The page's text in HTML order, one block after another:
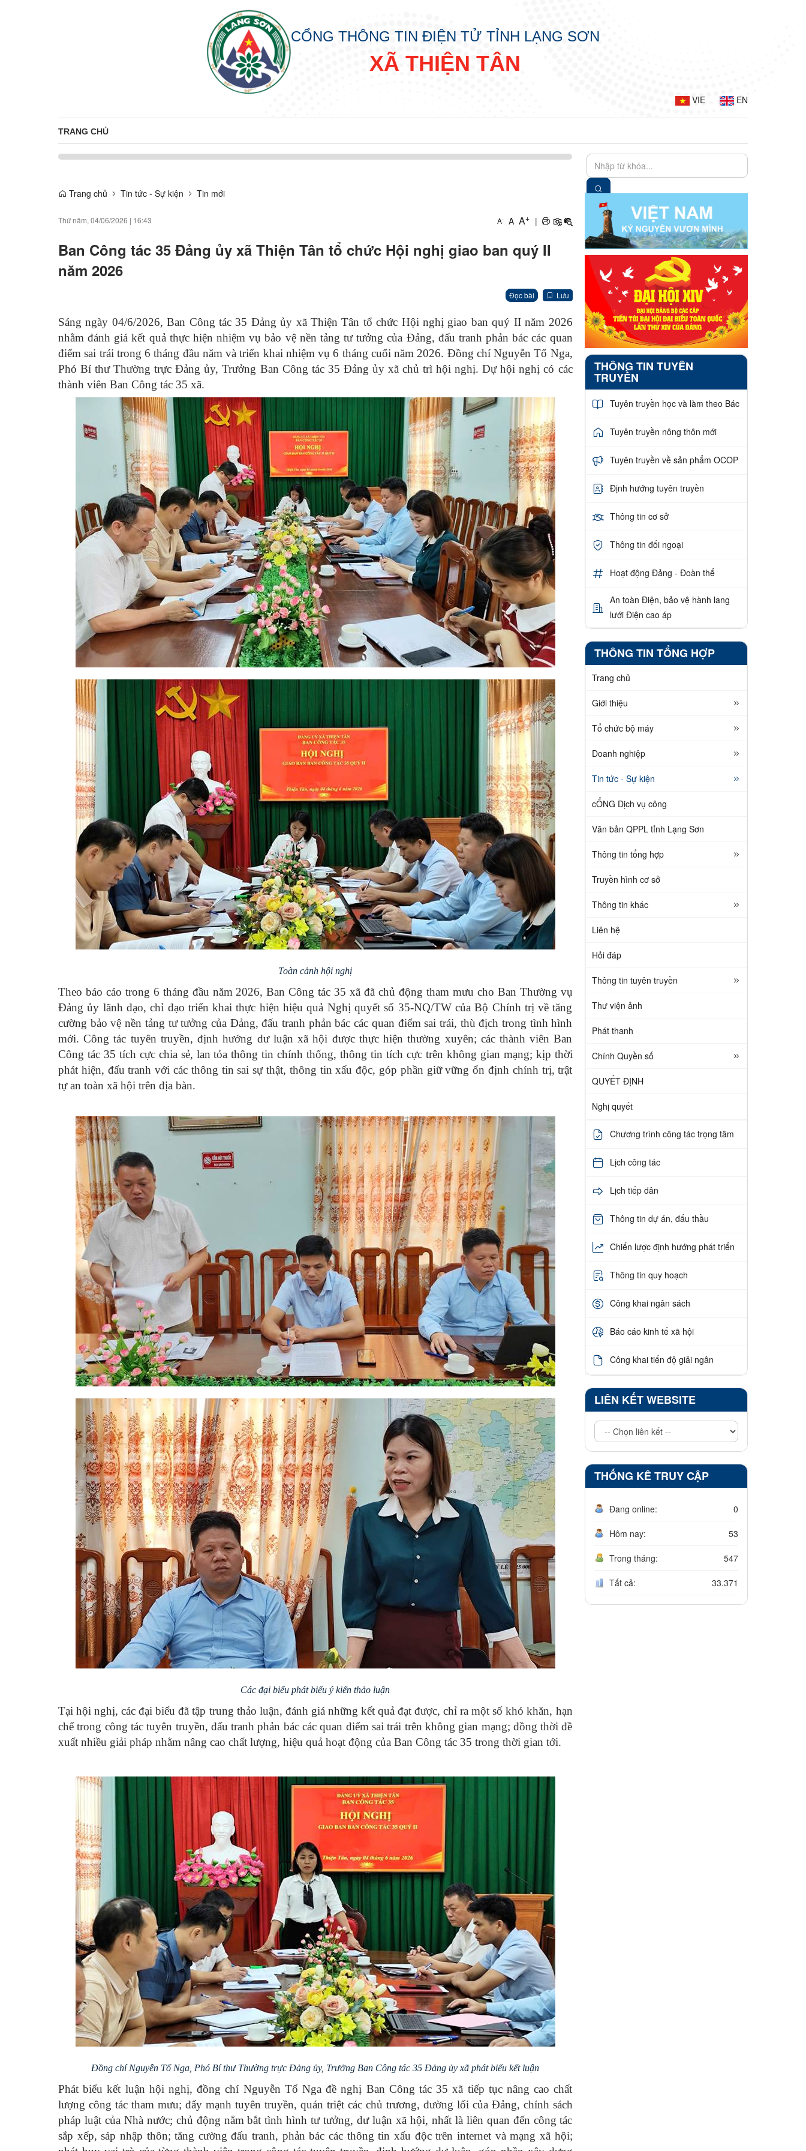
CỔNG THÔNG TIN ĐIỆN TỬ TỈNH LẠNG SƠN
XÃ THIỆN TÂN
VIE EN
TRANG CHỦ
Trang chủ Tin tức - Sự kiện Tin mới
Thứ năm, 04/06/2026 | 16:43 A- A A+ |
Ban Công tác 35 Đảng ủy xã Thiện Tân tổ chức Hội nghị giao ban quý II
năm 2026
Đọc bài Lưu
Sáng ngày 04/6/2026, Ban Công tác 35 Đảng ủy xã Thiện Tân tổ chức Hội nghị giao ban quý II năm 2026
nhằm đánh giá kết quả thực hiện nhiệm vụ bảo vệ nền tảng tư tưởng của Đảng, đấu tranh phản bác các quan
điểm sai trái trong 6 tháng đầu năm và triển khai nhiệm vụ 6 tháng cuối năm 2026. Đồng chí Nguyễn Tố Nga,
Phó Bí thư Thường trực Đảng ủy, Trưởng Ban Công tác 35 Đảng ủy xã chủ trì hội nghị. Dự hội nghị có các
thành viên Ban Công tác 35 xã.
Toàn cảnh hội nghị
Theo báo cáo trong 6 tháng đầu năm 2026, Ban Công tác 35 xã đã chủ động tham mưu cho Ban Thường vụ
Đảng ủy lãnh đạo, chỉ đạo triển khai thực hiện hiệu quả Nghị quyết số 35-NQ/TW của Bộ Chính trị về tăng
cường bảo vệ nền tảng tư tưởng của Đảng, đấu tranh phản bác các quan điểm sai trái, thù địch trong tình hình
mới. Công tác tuyên truyền, định hướng dư luận xã hội được thực hiện thường xuyên; các thành viên Ban
Công tác 35 tích cực chia sẻ, lan tỏa thông tin chính thống, thông tin tích cực trên không gian mạng; kịp thời
phát hiện, đấu tranh với các thông tin sai sự thật, thông tin xấu độc, góp phần giữ vững ổn định chính trị, trật
tự an toàn xã hội trên địa bàn.
Các đại biểu phát biểu ý kiến thảo luận
Tại hội nghị, các đại biểu đã tập trung thảo luận, đánh giá những kết quả đạt được, chỉ ra một số khó khăn, hạn
chế trong công tác tuyên truyền, đấu tranh phản bác các quan điểm sai trái trên không gian mạng; đồng thời đề
xuất nhiều giải pháp nhằm nâng cao chất lượng, hiệu quả hoạt động của Ban Công tác 35 trong thời gian tới.
Đồng chí Nguyễn Tố Nga, Phó Bí thư Thường trực Đảng ủy, Trưởng Ban Công tác 35 Đảng ủy xã phát biểu kết luận
Phát biểu kết luận hội nghị, đồng chí Nguyễn Tố Nga đề nghị Ban Công tác 35 xã tiếp tục nâng cao chất
lượng công tác tham mưu; đẩy mạnh tuyên truyền, quán triệt các chủ trương, đường lối của Đảng, chính sách
pháp luật của Nhà nước; chủ động nắm bắt tình hình tư tưởng, dư luận xã hội, nhất là liên quan đến công tác
sắp xếp, sáp nhập thôn; tăng cường đấu tranh, phản bác các thông tin xấu độc trên internet và mạng xã hội;
THÔNG TIN TUYÊN
TRUYỀN
Tuyên truyền học và làm theo Bác
Tuyên truyền nông thôn mới
Tuyên truyền về sản phẩm OCOP
Định hướng tuyên truyền
Thông tin cơ sở
Thông tin đối ngoại
Hoạt động Đảng - Đoàn thể
An toàn Điện, bảo vệ hành lang
lưới Điện cao áp
THÔNG TIN TỔNG HỢP
Trang chủ
Giới thiệu
Tổ chức bộ máy
Doanh nghiệp
Tin tức - Sự kiện
cỔNG Dịch vụ công
Văn bản QPPL tỉnh Lạng Sơn
Thông tin tổng hợp
Truyền hình cơ sở
Thông tin khác
Liên hệ
Hỏi đáp
Thông tin tuyên truyền
Thư viện ảnh
Phát thanh
Chính Quyền số
QUYẾT ĐỊNH
Nghị quyết
Chương trình công tác trọng tâm
Lịch công tác
Lịch tiếp dân
Thông tin dự án, đấu thầu
Chiến lược định hướng phát triển
Thông tin quy hoạch
Công khai ngân sách
Báo cáo kinh tế xã hội
Công khai tiến độ giải ngân
LIÊN KẾT WEBSITE
THỐNG KÊ TRUY CẬP
Đang online: 0
Hôm nay: 53
Trong tháng: 547
Tất cả: 33.371